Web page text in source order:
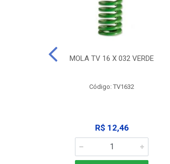
MOLA TV 16 X 032 VERDE
Código: TV1632
R$ 12,46